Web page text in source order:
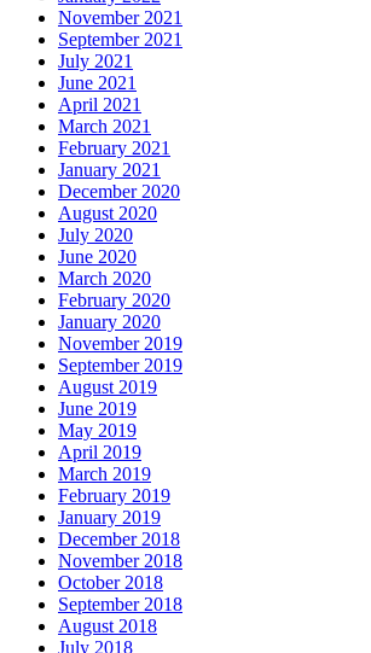
November 2021
September 2021
July 2021
June 2021
April 2021
March 2021
February 2021
January 2021
December 2020
August 2020
July 2020
June 2020
March 2020
February 2020
January 2020
November 2019
September 2019
August 2019
June 2019
May 2019
April 2019
March 2019
February 2019
January 2019
December 2018
November 2018
October 2018
September 2018
August 2018
July 2018